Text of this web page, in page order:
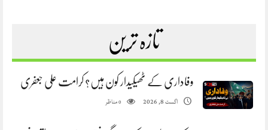
تازہ ترین
وفاداری کے ٹھیکیدار کون ہیں؟ کرامت علی جعفری
اگست 8, 2026 0مناظر